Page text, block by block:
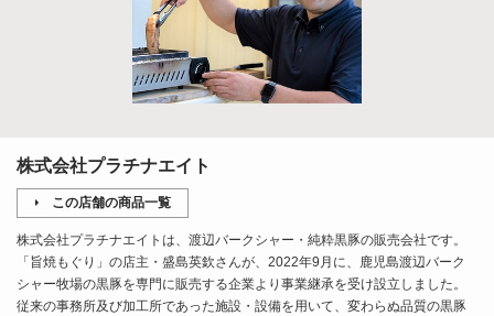
株式会社プラチナエイト
この店舗の商品一覧
株式会社プラチナエイトは、渡辺バークシャー・純粋黒豚の販売会社です。
「旨焼もぐり」の店主・盛島英欽さんが、2022年9月に、鹿児島渡辺バーク
シャー牧場の黒豚を専門に販売する企業より事業継承を受け設立しました。
従来の事務所及び加工所であった施設・設備を用いて、変わらぬ品質の黒豚